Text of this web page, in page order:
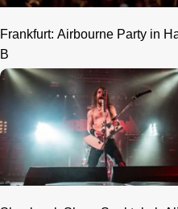
Frankfurt: Airbourne Party in
B